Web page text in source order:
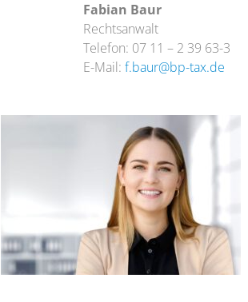
Fabian Baur
Rechtsanwalt
Telefon: 07 11 – 2 39 63-3
E-Mail:f.baur@bp-tax.de